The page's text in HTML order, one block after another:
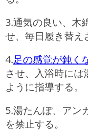
3.通気の良い、木
せ、毎日履き替え
4.足の感覚が鈍く
させ、入浴時には
ように指導する。
5.湯たんぽ、アン
を禁止する。